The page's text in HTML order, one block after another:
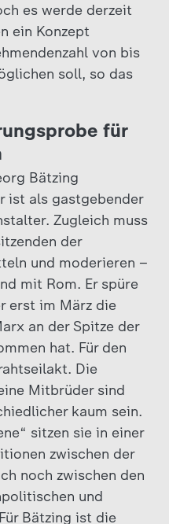
es werde derzeit
ein Konzept
von bis
soll, so das
für
Bätzing
ist als gastgebender
Zugleich muss
der
und moderieren –
mit Rom. Er spüre
erst im März die
an der Spitze der
hat. Für den
Die
Mitbrüder sind
kaum sein.
sitzen sie in einer
zwischen der
noch zwischen den
und
Bätzing ist die